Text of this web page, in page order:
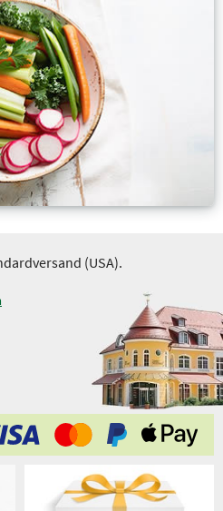
(USA).